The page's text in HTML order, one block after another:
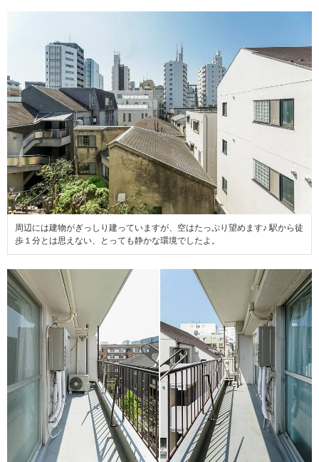
周辺には建物がぎっしり建っていますが、空はたっぷり望めます♪ 駅から徒
歩１分とは思えない、とっても静かな環境でしたよ。